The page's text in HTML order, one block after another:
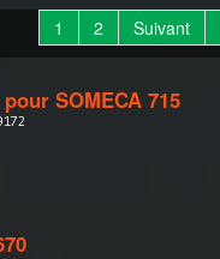
1 2 Suivant
SOMECA 715